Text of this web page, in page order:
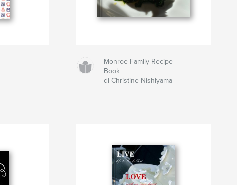
Monroe Family Recipe
Book
di Christine Nishiyama